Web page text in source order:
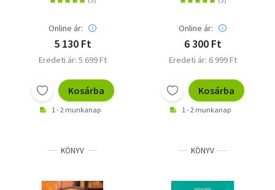
Online ár:
5 130 Ft
Eredeti ár: 5 699 Ft
Kosárba
1 - 2 munkanap
Online ár:
6 300 Ft
Eredeti ár: 6 999 Ft
Kosárba
1 - 2 munkanap
KÖNYV KÖNYV